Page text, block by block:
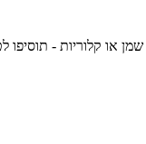
לטוב הזה גם אפייה